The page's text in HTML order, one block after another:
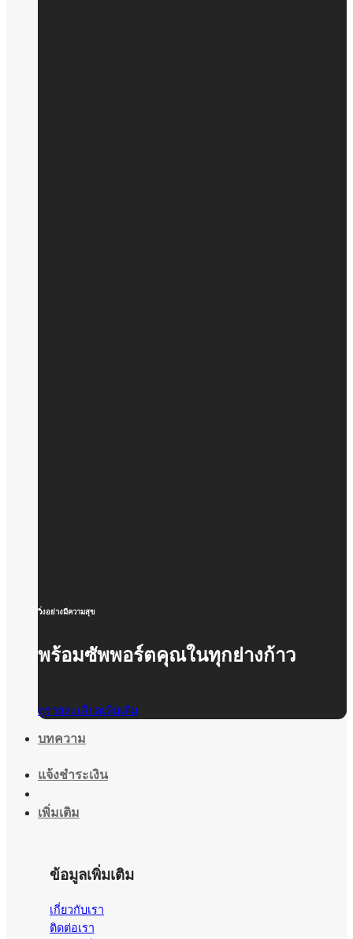
วิ่งอย่างมีความสุข
พร้อมซัพพอร์ตคุณในทุกย่างก้าว
ดูรายละเอียดเพิ่มเติม
บทความ
แจ้งชำระเงิน
เพิ่มเติม
ข้อมูลเพิ่มเติม
เกี่ยวกับเรา
ติดต่อเรา